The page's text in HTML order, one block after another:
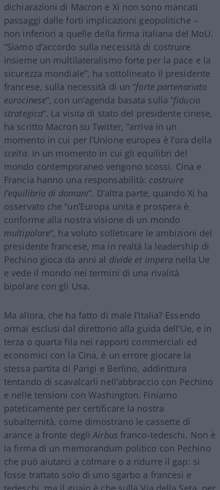
dichiarazioni di Macron e Xi non sono mancati
passaggi dalle forti implicazioni geopolitiche –
non inferiori a quelle della firma italiana del MoU.
“Siamo d’accordo sulla necessità di costruire
insieme un multilateralismo forte per la pace e la
sicurezza mondiale”, ha sottolineato il presidente
francese, sulla necessità di un “forte partenariato
eurocinese“, con un’agenda basata sulla “fiducia
strategica“. La visita di stato del presidente cinese,
ha scritto Macron su Twitter, “arriva in un
momento in cui per l’Unione europea è l’ora della
scelta. In un momento in cui gli equilibri del
mondo contemporaneo vengono scossi. Cina e
Francia hanno una responsabilità: costruire
l’equilibrio di domani“. D’altra parte, quando Xi ha
osservato che “un’Europa unita e prospera è
conforme alla nostra visione di un mondo
multipolare“, ha voluto solleticare le ambizioni del
presidente francese, ma in realtà la leadership di
Pechino gioca da anni al divide et impera nella Ue
e vede il mondo nei termini di una rivalità
bipolare con gli Usa.
Ma allora, che ha fatto di male l’Italia? Essendo
ormai esclusi dal direttorio alla guida dell’Ue, e in
terza o quarta fila nei rapporti commerciali ed
economici con la Cina, è un errore giocare la
stessa partita di Parigi e Berlino, addirittura
tentando di scavalcarli nell’abbraccio con Pechino
e nelle tensioni con Washington. Finiamo
pateticamente per certificare la nostra
subalternità, come dimostrano le cassette di
arance a fronte degliAirbus franco-tedeschi. Non è
la firma di un memorandum politico con Pechino
che può aiutarci a colmare o a ridurre il gap: si
fosse trattato solo di uno sgarbo a francesi e